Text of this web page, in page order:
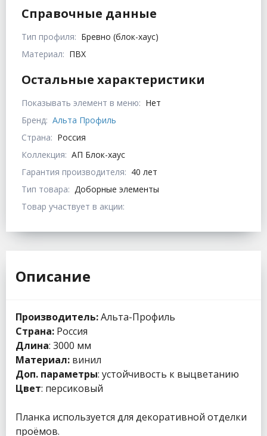
Справочные данные
Тип профиля: Бревно (блок-хаус)
Материал: ПВХ
Остальные характеристики
Показывать элемент в меню: Нет
Бренд: Альта Профиль
Страна: Россия
Коллекция: АП Блок-хаус
Гарантия производителя: 40 лет
Тип товара: Доборные элементы
Товар участвует в акции:
Описание
Производитель:Альта-Профиль
Страна: Россия
Длина: 3000 мм
Материал: винил
Доп. параметры: устойчивость к выцветанию
Цвет: персиковый
Планка используется для декоративной отделки
проёмов.